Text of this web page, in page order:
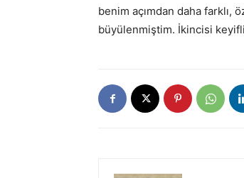
benim açımdan daha
büyülenmiştim. İkincisi